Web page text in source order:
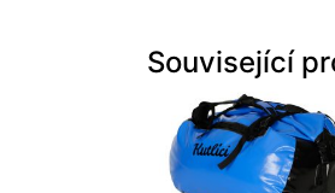
Související